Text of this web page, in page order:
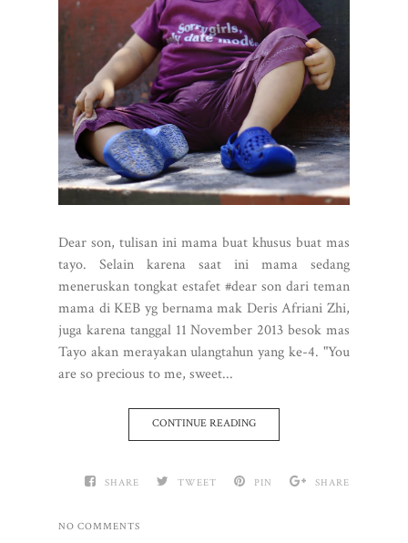
Dear son, tulisan ini mama buat khusus buat mas
tayo. Selain karena saat ini mama sedang
meneruskan tongkat estafet #dear son dari teman
mama di KEB yg bernama mak Deris Afriani Zhi,
juga karena tanggal 11 November 2013 besok mas
Tayo akan merayakan ulangtahun yang ke-4. "You
are so precious to me, sweet...
CONTINUE READING
SHARE TWEET PIN SHARE
NO COMMENTS